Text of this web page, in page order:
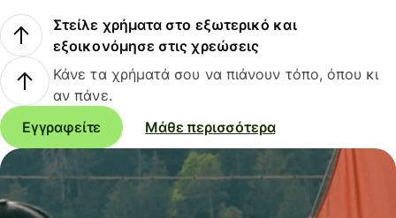
Στείλε χρήματα στο εξωτερικό και
εξοικονόμησε στις χρεώσεις
Κάνε τα χρήματά σου να πιάνουν τόπο, όπου κι
αν πάνε.
Εγγραφείτε
Μάθε περισσότερα